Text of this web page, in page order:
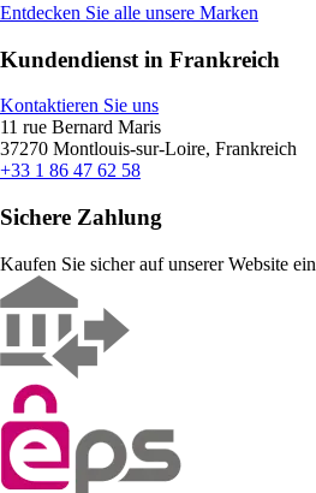
Entdecken Sie alle unsere Marken
Kundendienst in Frankreich
Kontaktieren Sie uns
11 rue Bernard Maris
37270 Montlouis-sur-Loire, Frankreich
+33 1 86 47 62 58
Sichere Zahlung
Kaufen Sie sicher auf unserer Website ein